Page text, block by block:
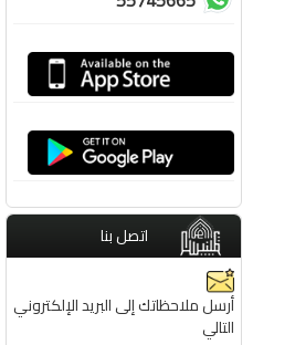
اتصل بنا
أرسل ملاحظاتك إلى البريد الإلكتروني
التالي